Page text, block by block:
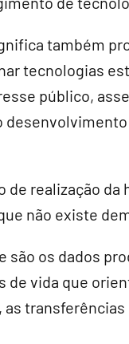
também
tecnologias
público,
de realização
não existe
são os dados
de vida que